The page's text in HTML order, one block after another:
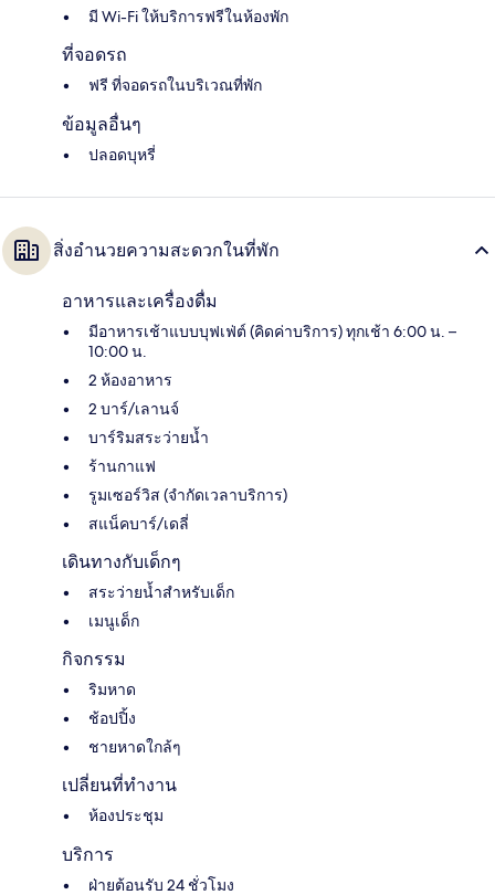
มี Wi-Fi ให้บริการฟรีในห้องพัก
ที่จอดรถ
ฟรี ที่จอดรถในบริเวณที่พัก
ข้อมูลอื่นๆ
ปลอดบุหรี่
สิ่งอำนวยความสะดวกในที่พัก
อาหารและเครื่องดื่ม
มีอาหารเช้าแบบบุฟเฟ่ต์ (คิดค่าบริการ) ทุกเช้า 6:00 น. –
10:00 น.
2 ห้องอาหาร
2 บาร์/เลานจ์
บาร์ริมสระว่ายน้ำ
ร้านกาแฟ
รูมเซอร์วิส (จำกัดเวลาบริการ)
สแน็คบาร์/เดลี่
เดินทางกับเด็กๆ
สระว่ายน้ำสำหรับเด็ก
เมนูเด็ก
กิจกรรม
ริมหาด
ช้อปปิ้ง
ชายหาดใกล้ๆ
เปลี่ยนที่ทำงาน
ห้องประชุม
บริการ
ฝ่ายต้อนรับ 24 ชั่วโมง